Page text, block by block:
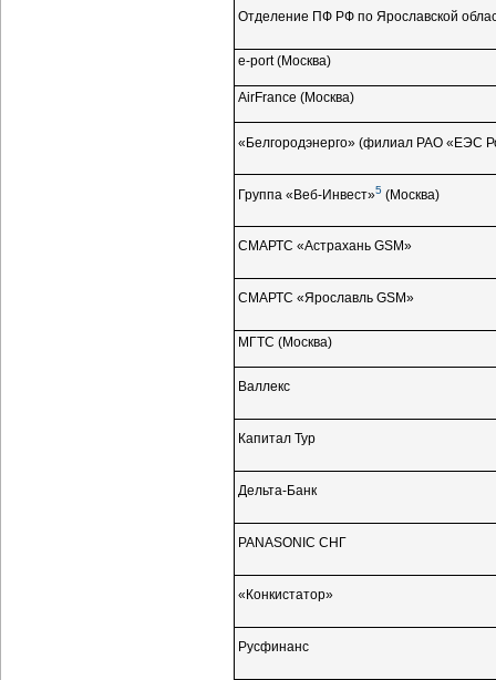
Отделение ПФ РФ по Ярославской
e-port(Москва)
AirFrance (Москва)
«Белгородэнерго» (филиал РАО «ЕЭС
Группа «Веб-Инвест»5 (Москва)
СМАРТС «Астрахань GSM»
СМАРТС «Ярославль GSM»
МГТС (Москва)
Валлекс
Капитал Тур
Дельта-Банк
PANASONIC СНГ
«Конкистатор»
Русфинанс